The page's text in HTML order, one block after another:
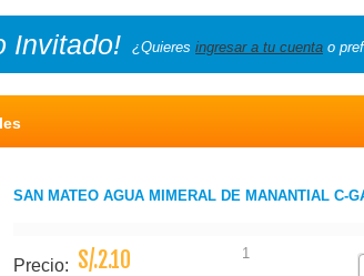
Invitado! ¿Quieres ingresar a tu cuenta o
SAN MATEO AGUA MIMERAL DE MANANTIAL C-
Precio: S/.2.10 1